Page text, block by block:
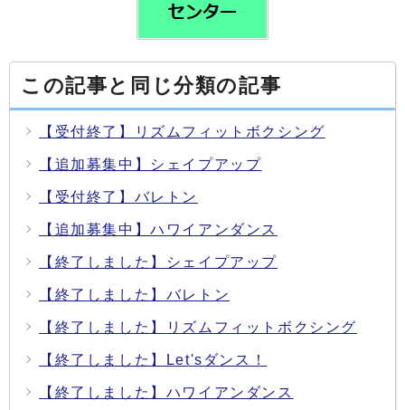
この記事と同じ分類の記事
【受付終了】リズムフィットボクシング
【追加募集中】シェイプアップ
【受付終了】バレトン
【追加募集中】ハワイアンダンス
【終了しました】シェイプアップ
【終了しました】バレトン
【終了しました】リズムフィットボクシング
【終了しました】Let'sダンス！
【終了しました】ハワイアンダンス